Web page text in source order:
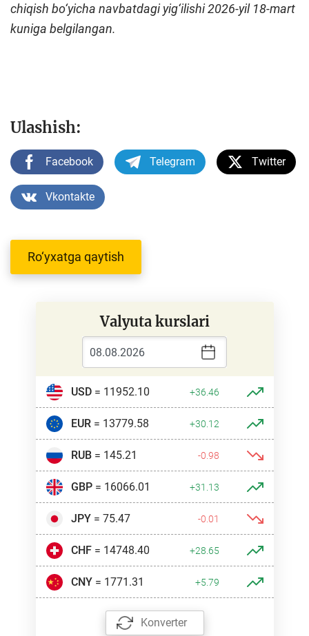
chiqish bo‘yicha navbatdagi yig‘ilishi 2026-yil 18-mart
kuniga belgilangan.
Ulashish:
Facebook Telegram Twitter
Vkontakte
Ro‘yxatga qaytish
Valyuta kurslari
USD= 11952.10 +36.46
EUR= 13779.58 +30.12
RUB= 145.21 -0.98
GBP= 16066.01 +31.13
JPY= 75.47 -0.01
CHF= 14748.40 +28.65
CNY= 1771.31 +5.79
Konverter